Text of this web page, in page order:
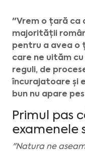
"Vrem o țară ca
majorității
pentru a avea o
care ne uităm
reguli, de
încurajatoare și
bun nu apare
Primul pas
examenele
"Natura ne